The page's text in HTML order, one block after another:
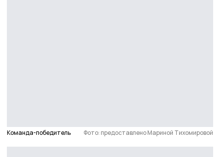
Команда-победитель Фото: предоставлено Мариной Тихомировой